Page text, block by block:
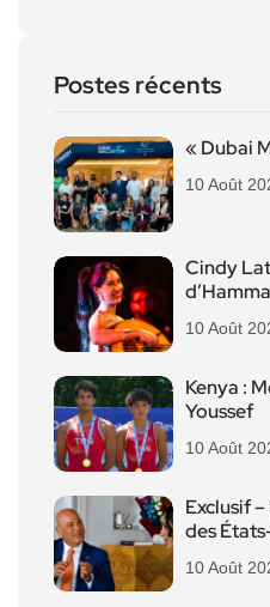
Postes récents
« Dubai
10 Août
Cindy
10 Août
Kenya :
Youssef
10 Août
Exclusif
des
10 Août